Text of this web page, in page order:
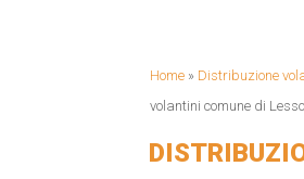
Home » Distribuzione
volantini comune di